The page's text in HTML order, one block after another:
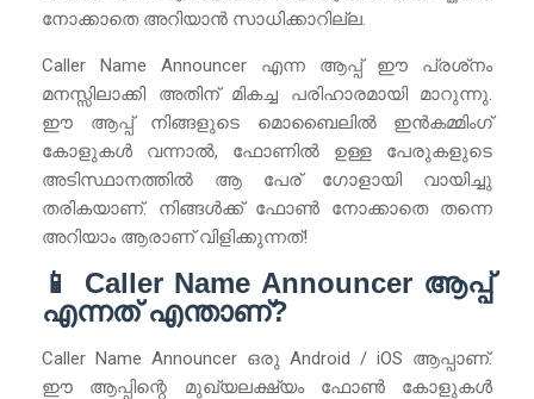
നോക്കാതെ അറിയാൻ സാധിക്കാറില്ല.
Caller Name Announcer എന്ന ആപ്പ് ഈ പ്രശ്‌നം
മനസ്സിലാക്കി അതിന് മികച്ച പരിഹാരമായി മാറുന്നു.
ഈ ആപ്പ് നിങ്ങളുടെ മൊബൈലിൽ ഇൻകമ്മിംഗ്
കോളുകൾ വന്നാൽ, ഫോണിൽ ഉള്ള പേരുകളുടെ
അടിസ്ഥാനത്തിൽ ആ പേര് ഗോളായി വായിച്ചു
തരികയാണ്. നിങ്ങൾക്ക് ഫോൺ നോക്കാതെ തന്നെ
അറിയാം ആരാണ് വിളിക്കുന്നത്!
📱 Caller Name Announcer ആപ്പ്
എന്നത് എന്താണ്?
Caller Name Announcer ഒരു Android / iOS ആപ്പാണ്.
ഈ ആപ്പിന്റെ മുഖ്യലക്ഷ്യം ഫോൺ കോളുകൾ